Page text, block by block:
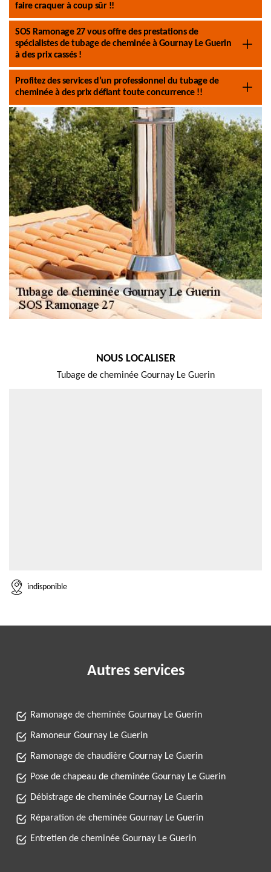
faire craquer à coup sûr !!
SOS Ramonage 27 vous offre des prestations de
spécialistes de tubage de cheminée à Gournay Le Guerin
à des prix cassés !
Profitez des services d’un professionnel du tubage de
cheminée à des prix défiant toute concurrence !!
NOUS LOCALISER
Tubage de cheminée Gournay Le Guerin
indisponible
Autres services
Ramonage de cheminée Gournay Le Guerin
Ramoneur Gournay Le Guerin
Ramonage de chaudière Gournay Le Guerin
Pose de chapeau de cheminée Gournay Le Guerin
Débistrage de cheminée Gournay Le Guerin
Réparation de cheminée Gournay Le Guerin
Entretien de cheminée Gournay Le Guerin